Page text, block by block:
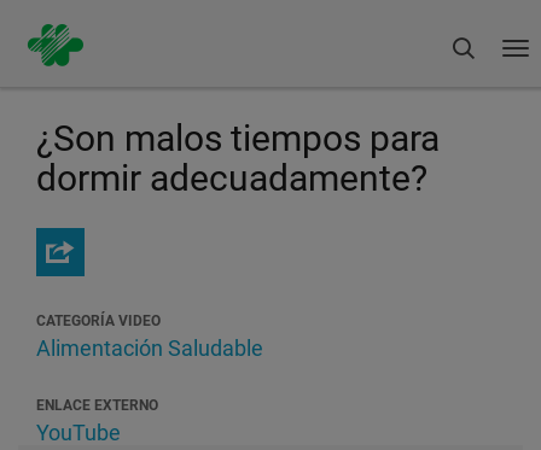
contenido
principal
Buscar
¿Son malos tiempos para
dormir adecuadamente?
CATEGORÍA VIDEO
Alimentación Saludable
ENLACE EXTERNO
YouTube